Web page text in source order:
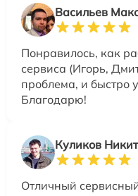
Васильев
Понравилось, как
сервиса (Игорь,
проблема, и быстро
Благодарю!
Куликов
Отличный